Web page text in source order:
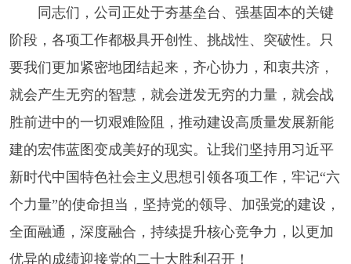
同志们，公司正处于夯基垒台、强基固本的关键
阶段，各项工作都极具开创性、挑战性、突破性。只
要我们更加紧密地团结起来，齐心协力，和衷共济，
就会产生无穷的智慧，就会迸发无穷的力量，就会战
胜前进中的一切艰难险阻，推动建设高质量发展新能
建的宏伟蓝图变成美好的现实。让我们坚持用习近平
新时代中国特色社会主义思想引领各项工作，牢记“六
个力量”的使命担当，坚持党的领导、加强党的建设，
全面融通，深度融合，持续提升核心竞争力，以更加
优异的成绩迎接党的二十大胜利召开！